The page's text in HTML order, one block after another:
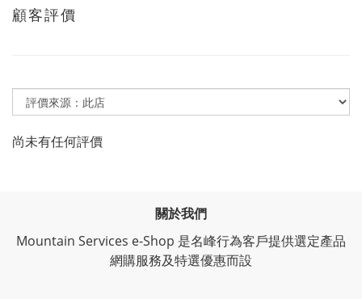
顧客評價
尚未有任何評價
關於我們
Mountain Services e-Shop 是名峰行為客戶提供選定產品
網購服務及特選優惠而設